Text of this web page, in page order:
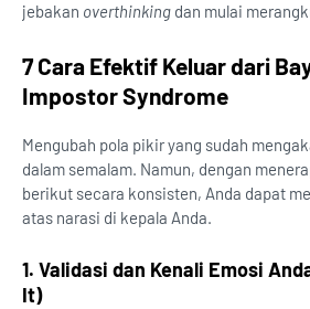
jebakan overthinking dan mulai
7 Cara Efektif Keluar dari
Impostor Syndrome
Mengubah pola pikir yang sudah
dalam semalam. Namun, dengan
berikut secara konsisten, Anda dapat
atas narasi di kepala Anda.
1. Validasi dan Kenali Emosi
It)